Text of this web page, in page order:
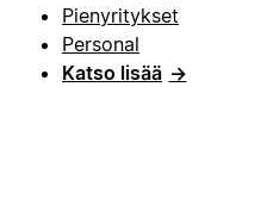
Pienyritykset
Personal
Katso lisää →